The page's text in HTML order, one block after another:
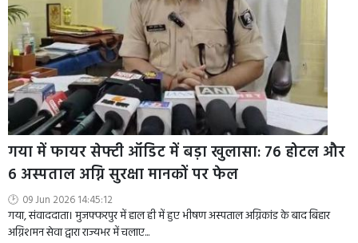
गया में फायर सेफ्टी ऑडिट में बड़ा खुलासा: 76 होटल और
6 अस्पताल अग्नि सुरक्षा मानकों पर फेल
09 Jun 2026 14:45:12
गया, संवाददाता। मुजफ्फरपुर में हाल ही में हुए भीषण अस्पताल अग्निकांड के बाद बिहार
अग्निशमन सेवा द्वारा राज्यभर में चलाए...